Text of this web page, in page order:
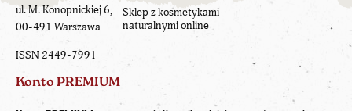
ul. M. Konopnickiej 6,
00-491 Warszawa
ISSN 2449-7991
Sklep z kosmetykami
naturalnymi online
Konto PREMIUM